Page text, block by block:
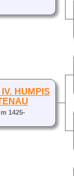
HUMPIS
1425-